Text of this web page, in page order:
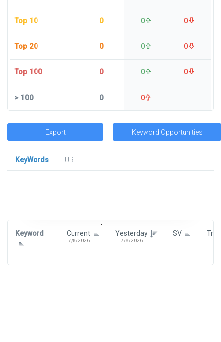
Top 10 0 0 0
Top 20 0 0 0
Top 100 0 0 0
>100 0 0
Export Keyword Opportunities
KeyWords
URl
Keyword Current
7/8/2026
Yesterday
7/8/2026
SV